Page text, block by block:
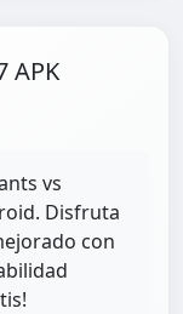
APK
vs
Disfruta
con